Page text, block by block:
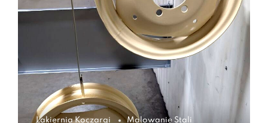
Lakiernia Koczargi Malowanie Stali